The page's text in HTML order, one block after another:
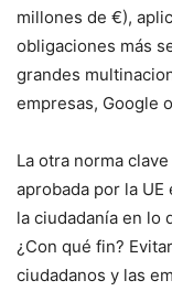
millones de €),
obligaciones más
grandes
empresas, Google
La otra norma
aprobada por la UE
la ciudadanía en lo
¿Con qué fin?
ciudadanos y las